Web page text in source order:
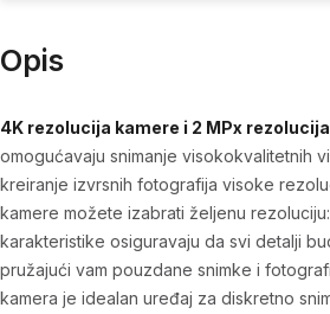
Opis
4K rezolucija kamere i 2 MPx
omogućavaju snimanje visokokvalitetnih
kreiranje izvrsnih fotografija visoke
kamere možete izabrati željenu
karakteristike osiguravaju da svi detalji
pružajući vam pouzdane snimke i
kamera je idealan uređaj za diskretno